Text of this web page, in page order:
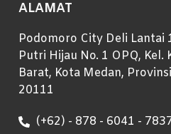
ALAMAT
Podomoro City Deli Lantai
Putri Hijau No. 1 OPQ, Kel.
Barat, Kota Medan,
20111
(+62) - 878 - 6041 -